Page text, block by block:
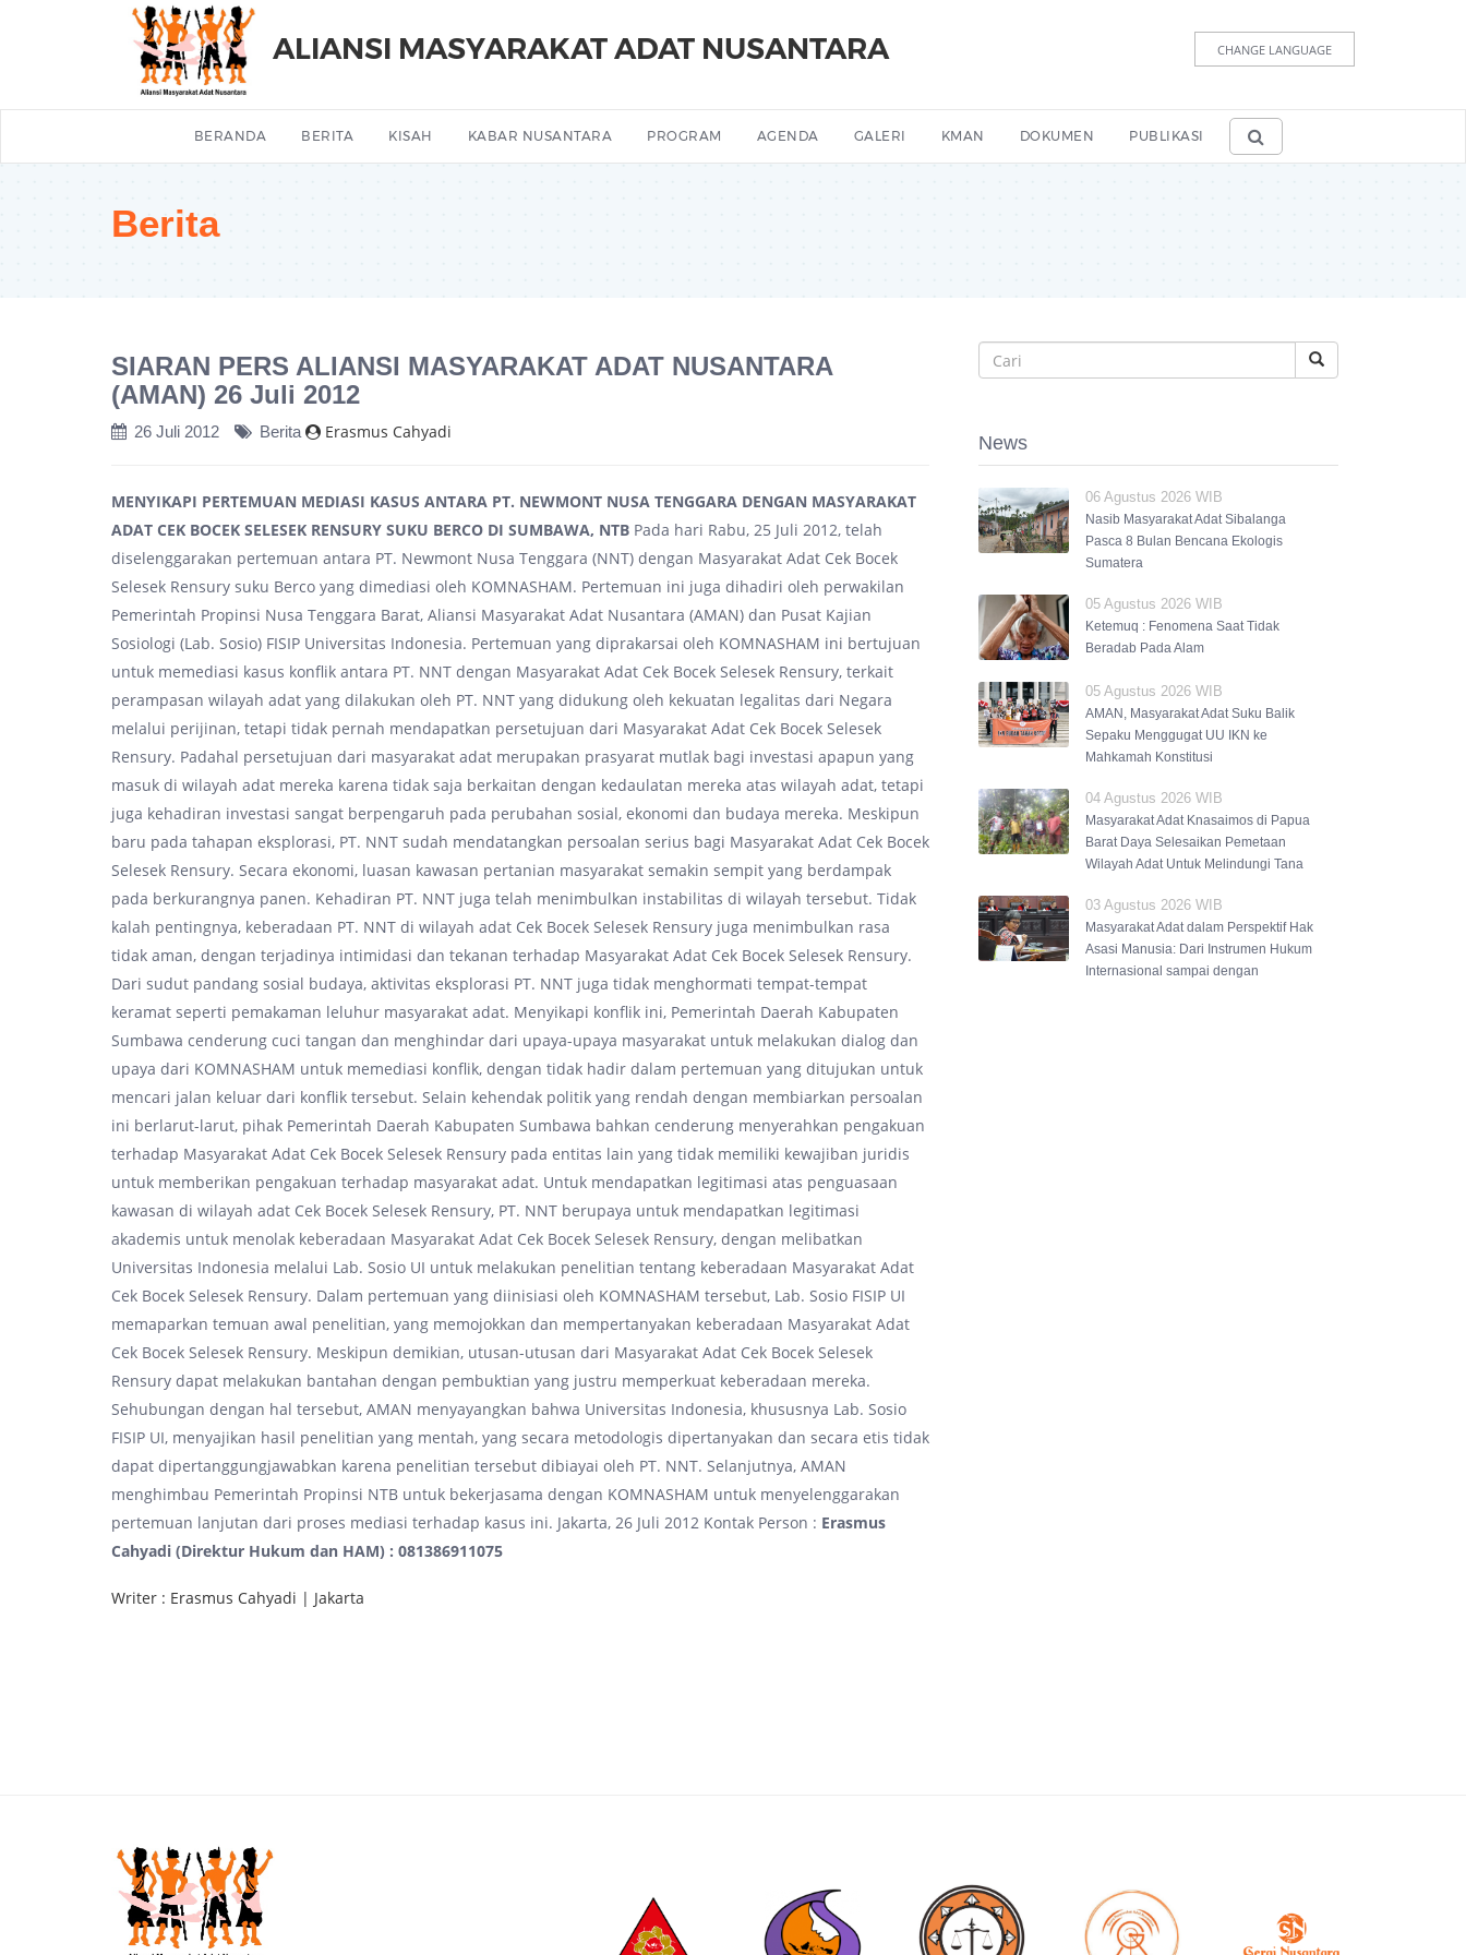
ALIANSI MASYARAKAT ADAT NUSANTARA CHANGE LANGUAGE
BERANDA BERITA KISAH KABAR NUSANTARA PROGRAM AGENDA GALERI KMAN DOKUMEN PUBLIKASI
Berita
SIARAN PERS ALIANSI MASYARAKAT ADAT NUSANTARA
(AMAN) 26 Juli 2012
26 Juli 2012 Berita Erasmus Cahyadi
MENYIKAPI PERTEMUAN MEDIASI KASUS ANTARA PT. NEWMONT NUSA TENGGARA DENGAN MASYARAKAT
ADAT CEK BOCEK SELESEK RENSURY SUKU BERCO DI SUMBAWA, NTB Pada hari Rabu, 25 Juli 2012, telah
diselenggarakan pertemuan antara PT. Newmont Nusa Tenggara (NNT) dengan Masyarakat Adat Cek Bocek
Selesek Rensury suku Berco yang dimediasi oleh KOMNASHAM. Pertemuan ini juga dihadiri oleh perwakilan
Pemerintah Propinsi Nusa Tenggara Barat, Aliansi Masyarakat Adat Nusantara (AMAN) dan Pusat Kajian
Sosiologi (Lab. Sosio) FISIP Universitas Indonesia. Pertemuan yang diprakarsai oleh KOMNASHAM ini bertujuan
untuk memediasi kasus konflik antara PT. NNT dengan Masyarakat Adat Cek Bocek Selesek Rensury, terkait
perampasan wilayah adat yang dilakukan oleh PT. NNT yang didukung oleh kekuatan legalitas dari Negara
melalui perijinan, tetapi tidak pernah mendapatkan persetujuan dari Masyarakat Adat Cek Bocek Selesek
Rensury. Padahal persetujuan dari masyarakat adat merupakan prasyarat mutlak bagi investasi apapun yang
masuk di wilayah adat mereka karena tidak saja berkaitan dengan kedaulatan mereka atas wilayah adat, tetapi
juga kehadiran investasi sangat berpengaruh pada perubahan sosial, ekonomi dan budaya mereka. Meskipun
baru pada tahapan eksplorasi, PT. NNT sudah mendatangkan persoalan serius bagi Masyarakat Adat Cek Bocek
Selesek Rensury. Secara ekonomi, luasan kawasan pertanian masyarakat semakin sempit yang berdampak
pada berkurangnya panen. Kehadiran PT. NNT juga telah menimbulkan instabilitas di wilayah tersebut. Tidak
kalah pentingnya, keberadaan PT. NNT di wilayah adat Cek Bocek Selesek Rensury juga menimbulkan rasa
tidak aman, dengan terjadinya intimidasi dan tekanan terhadap Masyarakat Adat Cek Bocek Selesek Rensury.
Dari sudut pandang sosial budaya, aktivitas eksplorasi PT. NNT juga tidak menghormati tempat-tempat
keramat seperti pemakaman leluhur masyarakat adat. Menyikapi konflik ini, Pemerintah Daerah Kabupaten
Sumbawa cenderung cuci tangan dan menghindar dari upaya-upaya masyarakat untuk melakukan dialog dan
upaya dari KOMNASHAM untuk memediasi konflik, dengan tidak hadir dalam pertemuan yang ditujukan untuk
mencari jalan keluar dari konflik tersebut. Selain kehendak politik yang rendah dengan membiarkan persoalan
ini berlarut-larut, pihak Pemerintah Daerah Kabupaten Sumbawa bahkan cenderung menyerahkan pengakuan
terhadap Masyarakat Adat Cek Bocek Selesek Rensury pada entitas lain yang tidak memiliki kewajiban juridis
untuk memberikan pengakuan terhadap masyarakat adat. Untuk mendapatkan legitimasi atas penguasaan
kawasan di wilayah adat Cek Bocek Selesek Rensury, PT. NNT berupaya untuk mendapatkan legitimasi
akademis untuk menolak keberadaan Masyarakat Adat Cek Bocek Selesek Rensury, dengan melibatkan
Universitas Indonesia melalui Lab. Sosio UI untuk melakukan penelitian tentang keberadaan Masyarakat Adat
Cek Bocek Selesek Rensury. Dalam pertemuan yang diinisiasi oleh KOMNASHAM tersebut, Lab. Sosio FISIP UI
memaparkan temuan awal penelitian, yang memojokkan dan mempertanyakan keberadaan Masyarakat Adat
Cek Bocek Selesek Rensury. Meskipun demikian, utusan-utusan dari Masyarakat Adat Cek Bocek Selesek
Rensury dapat melakukan bantahan dengan pembuktian yang justru memperkuat keberadaan mereka.
Sehubungan dengan hal tersebut, AMAN menyayangkan bahwa Universitas Indonesia, khususnya Lab. Sosio
FISIP UI, menyajikan hasil penelitian yang mentah, yang secara metodologis dipertanyakan dan secara etis tidak
dapat dipertanggungjawabkan karena penelitian tersebut dibiayai oleh PT. NNT. Selanjutnya, AMAN
menghimbau Pemerintah Propinsi NTB untuk bekerjasama dengan KOMNASHAM untuk menyelenggarakan
pertemuan lanjutan dari proses mediasi terhadap kasus ini. Jakarta, 26 Juli 2012 Kontak Person : Erasmus
Cahyadi (Direktur Hukum dan HAM) : 081386911075
Writer : Erasmus Cahyadi | Jakarta
News
06 Agustus 2026 WIB
Nasib Masyarakat Adat Sibalanga
Pasca 8 Bulan Bencana Ekologis
Sumatera
05 Agustus 2026 WIB
Ketemuq : Fenomena Saat Tidak
Beradab Pada Alam
05 Agustus 2026 WIB
AMAN, Masyarakat Adat Suku Balik
Sepaku Menggugat UU IKN ke
Mahkamah Konstitusi
04 Agustus 2026 WIB
Masyarakat Adat Knasaimos di Papua
Barat Daya Selesaikan Pemetaan
Wilayah Adat Untuk Melindungi Tana
03 Agustus 2026 WIB
Masyarakat Adat dalam Perspektif Hak
Asasi Manusia: Dari Instrumen Hukum
Internasional sampai dengan